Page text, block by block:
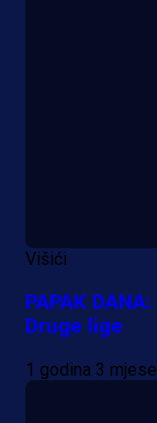
Višići
PAPAK
Druge lige
1 godina 3